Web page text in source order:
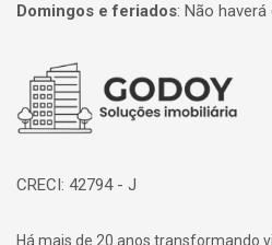
Domingos e feriados: Não haverá
Página inicial
CRECI: 42794 - J
Há mais de 20 anos transformando